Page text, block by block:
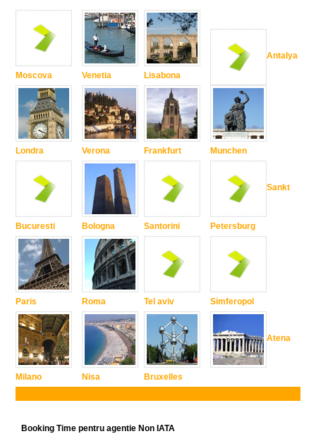
Moscova
Londra
Bucuresti
Paris
Milano
Venetia
Verona
Bologna
Roma
Nisa
Lisabona
Frankfurt
Santorini
Tel aviv
Bruxelles
Antalya
Munchen
Sankt
Petersburg
Simferopol
Atena
Booking Time pentru agentie Non IATA